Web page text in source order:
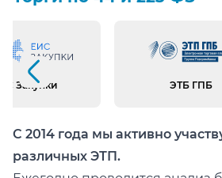
Закупки ЭТБ ГПБ
Предыдущий слайд
С 2014 года мы активно
различных ЭТП.